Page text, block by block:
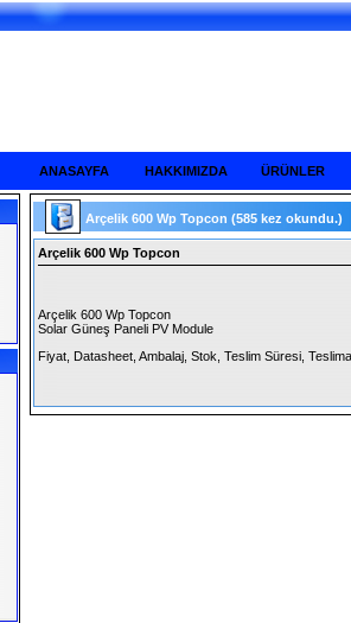
ANASAYFA HAKKIMIZDA ÜRÜNLER
Arçelik 600 Wp Topcon (585 kez okundu.)
Arçelik 600 Wp Topcon
Arçelik 600 Wp Topcon
Solar Güneş Paneli PV Module
Fiyat, Datasheet, Ambalaj, Stok, Teslim Süresi,